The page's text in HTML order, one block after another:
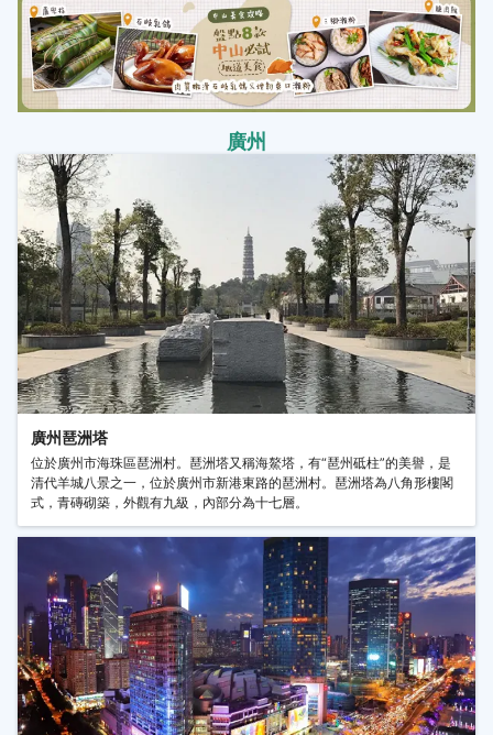
廣州
廣州琶洲塔
位於廣州市海珠區琶洲村。琶洲塔又稱海鰲塔，有“琶州砥柱”的美譽，是
清代羊城八景之一，位於廣州市新港東路的琶洲村。琶洲塔為八角形樓閣
式，青磚砌築，外觀有九級，內部分為十七層。